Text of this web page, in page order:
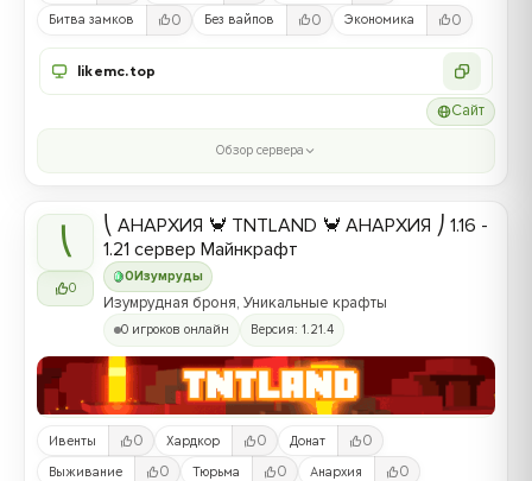
Битва замков 0 Без вайпов 0 Экономика 0
likemc.top
Сайт
Обзор сервера
⎝
0
0 Изумруды
⎝ АНАРХИЯ 🦀 TNTLAND 🦀 АНАРХИЯ ⎠ 1.16 -
1.21 сервер Майнкрафт
Изумрудная броня, Уникальные крафты
0 игроков онлайн Версия: 1.21.4
Ивенты 0 Хардкор 0 Донат 0
Выживание 0 Тюрьма 0 Анархия 0